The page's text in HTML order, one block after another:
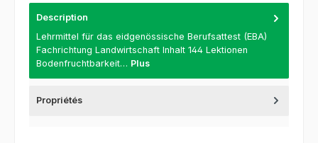
Description
Lehrmittel für das eidgenössische Berufsattest (EBA)
Fachrichtung Landwirtschaft Inhalt 144 Lektionen
Bodenfruchtbarkeit… Plus
Propriétés